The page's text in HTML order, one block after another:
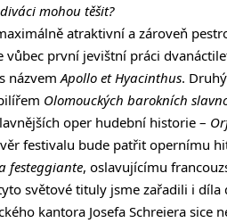
mohou těšit?
atraktivní a zároveň
vůbec první jevištní práci
názvem Apollo et Hyacinthus.
Olomouckých barokních
oper hudební historie –
festivalu bude patřit opernímu
festeggiante, oslavujícímu
světové tituly jsme zařadili i díla
kantora Josefa Schreiera sice